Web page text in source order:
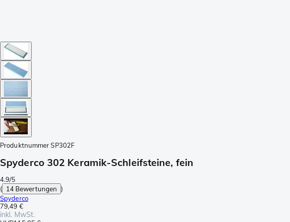
Produktnummer SP302F
Spyderco 302 Keramik-Schleifsteine, fein
4.9/5
( 14 Bewertungen )
Spyderco
79,49 €
inkl. MwSt.